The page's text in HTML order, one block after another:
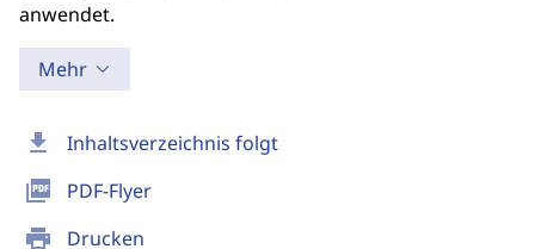
download Inhaltsverzeichnis folgt
picture_as_pdf PDF-Flyer
print Drucken
anwendet.
Mehr